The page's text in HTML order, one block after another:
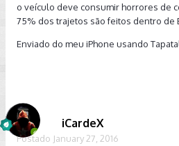
o veículo deve consumir horrores de
75% dos trajetos são feitos dentro de
Enviado do meu iPhone usando
iCardeX
Postado January 27, 2016